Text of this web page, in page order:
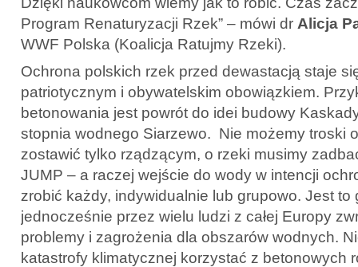
Program Renaturyzacji Rzek” – mówi dr Alicja
WWF Polska (Koalicja Ratujmy Rzeki).
Ochrona polskich rzek przed dewastacją staje
patriotycznym i obywatelskim obowiązkiem.
betonowania jest powrót do idei budowy
stopnia wodnego Siarzewo. Nie możemy troski
zostawić tylko rządzącym, o rzeki musimy
JUMP – a raczej wejście do wody w intencji
zrobić każdy, indywidualnie lub grupowo. Jest
jednocześnie przez wielu ludzi z całej Europy
problemy i zagrożenia dla obszarów wodnych.
katastrofy klimatycznej korzystać z betonowych